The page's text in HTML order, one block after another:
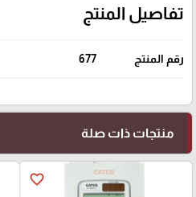
تفاصيل المنتج
رقم المنتج 677
منتجات ذات صلة
favorite_border